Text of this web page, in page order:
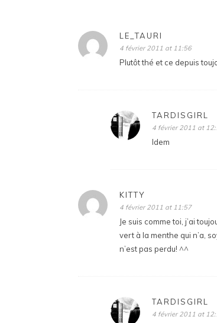
LE_TAURI
4 février 2011 at 11:56
Plutôt thé et ce depuis
TARDISGIRL
4 février 2011 at
Idem
KITTY
4 février 2011 at 11:57
Je suis comme toi, j’ai
vert à la menthe qui n’a,
n’est pas perdu! ^^
TARDISGIRL
4 février 2011 at